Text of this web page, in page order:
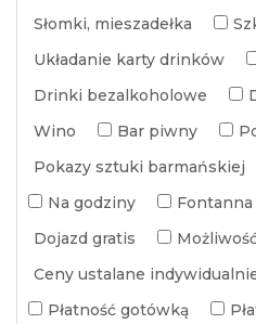
Słomki, mieszadełka
Układanie karty drinków
Drinki bezalkoholowe
Wino
Bar piwny
Pokazy sztuki barmańskiej
Na godziny
Dojazd gratis
Ceny ustalane
Płatność gotówką